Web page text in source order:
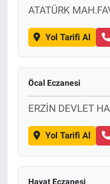
ATATÜRK
Yol Tarifi Al
Öcal Eczanesi
ERZİN DEVLET
Yol Tarifi Al
Hayat Eczanesi